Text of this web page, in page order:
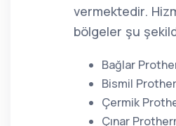
vermektedir.
bölgeler şu
Bağlar
Bismil
Çermik
Çınar